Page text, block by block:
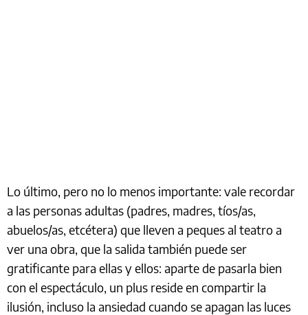
Lo último, pero no lo menos importante: vale recordar
a las personas adultas (padres, madres, tíos/as,
abuelos/as, etcétera) que lleven a peques al teatro a
ver una obra, que la salida también puede ser
gratificante para ellas y ellos: aparte de pasarla bien
con el espectáculo, un plus reside en compartir la
ilusión, incluso la ansiedad cuando se apagan las luces